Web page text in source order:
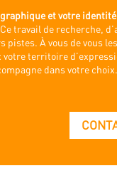
et votre
travail de recherche,
pistes. À vous de vous
territoire
dans votre choix.